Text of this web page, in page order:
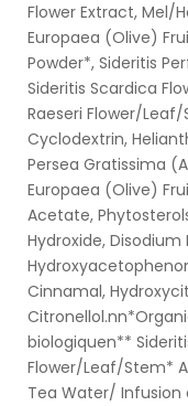
Flower Extract, Mel/
Europaea (Olive)
Powder*, Sideritis
Sideritis Scardica
Raeseri Flower/
Cyclodextrin,
Persea Gratissima
Europaea (Olive)
Acetate,
Hydroxide,
Cinnamal,
biologiquen**
Flower/Leaf/Stem*
Tea Water/